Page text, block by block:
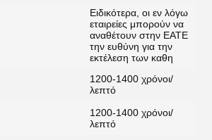
Ειδικότερα, οι εν λόγω
εταιρείες μπορούν να
αναθέτουν στην ΕΑΤΕ
την ευθύνη για την
εκτέλεση των καθη
1200-1400 χρόνοι/
λεπτό
1200-1400 χρόνοι/
λεπτό